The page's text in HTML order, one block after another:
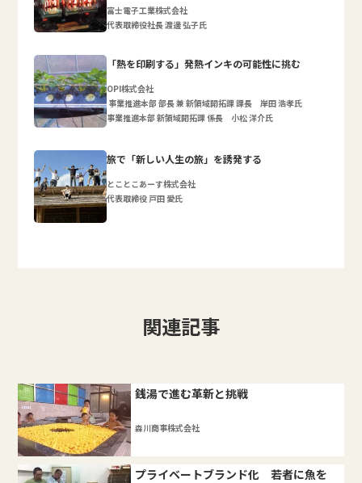
富士電子工業株式会社
代表取締役社長 渡邊 弘子氏
「熱を印刷する」発熱インキの可能性に挑む
OPI株式会社
事業推進本部 部長 兼 新領域開拓課 課長 岸田 浩孝氏
事業推進本部 新領域開拓課 係長 小松 洋介氏
旅で「新しい人生の旅」を誘発する
とことこあーす株式会社
代表取締役 戸田 愛氏
関連記事
銭湯で進む革新と挑戦
森川商事株式会社
プライベートブランド化 若者に魚を